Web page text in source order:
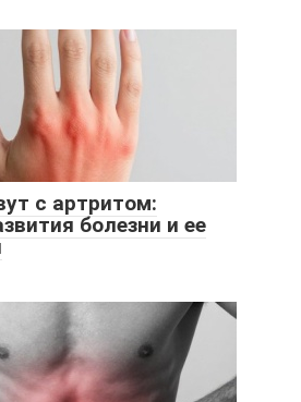
с артритом:
болезни и ее